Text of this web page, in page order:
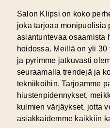
Salon Klipsi on koko
joka tarjoaa monipuolisia
asiantuntevaa osaamista
hoidossa. Meillä on yli
ja pyrimme jatkuvasti
seuraamalla trendejä ja
tekniikoihin. Tarjoamme
hiustenpidennykset,
kulmien värjäykset, jotta
asiakkaidemme kaikkiin